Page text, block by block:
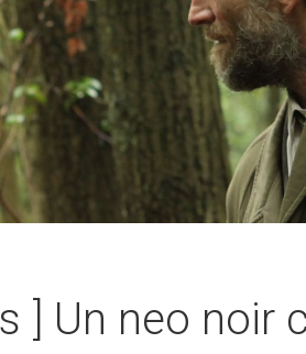
] Un neo noir